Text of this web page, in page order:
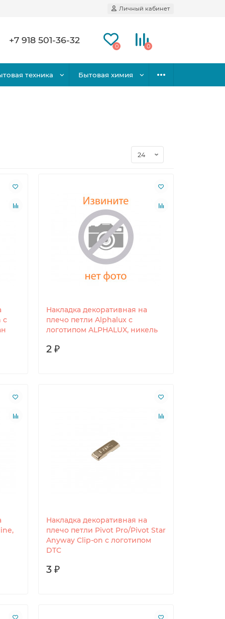
Личный кабинет
+7 918 501-36-32
0 0
техника Бытовая химия
с
Накладка декоративная на
плечо петли Alphalux с
логотипом ALPHALUX, никель
2 ₽
Накладка декоративная на
плечо петли Pivot Pro/Pivot Star
Anyway Clip-on с логотипом
DTC
3 ₽